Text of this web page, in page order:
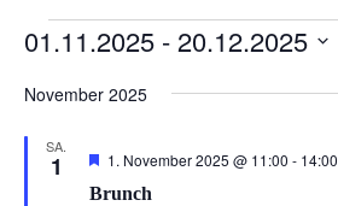
Veranstaltungen
01.11.2025 - 20.12.2025
wählen.
November 2025
SA.
1
Brunch
Hervorgehoben
1. November 2025 @ 11:00 - 14:00